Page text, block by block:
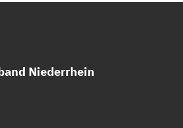
Niederrhein